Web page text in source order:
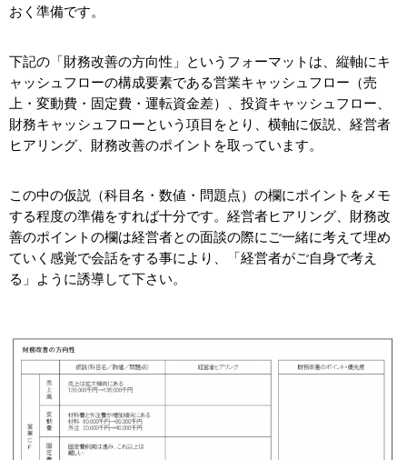
おく準備です。
下記の「財務改善の方向性」というフォーマットは、縦軸にキ
ャッシュフローの構成要素である営業キャッシュフロー（売
上・変動費・固定費・運転資金差）、投資キャッシュフロー、
財務キャッシュフローという項目をとり、横軸に仮説、経営者
ヒアリング、財務改善のポイントを取っています。
この中の仮説（科目名・数値・問題点）の欄にポイントをメモ
する程度の準備をすれば十分です。経営者ヒアリング、財務改
善のポイントの欄は経営者との面談の際にご一緒に考えて埋め
ていく感覚で会話をする事により、「経営者がご自身で考え
る」ように誘導して下さい。